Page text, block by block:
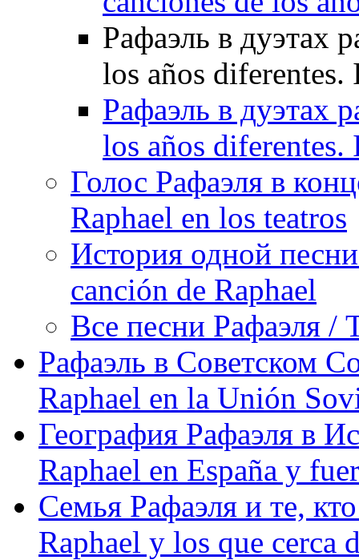
Рафаэль в дуэтах
los años diferentes.
Рафаэль в дуэтах
los años diferentes.
Голос Рафаэля в
Raphael en los teatros
История одной
canción de Raphael
Все песни Рафаэля /
Рафаэль в Советском
Raphael en la Unión
География Рафаэля в
Raphael en España y
Семья Рафаэля и те,
Raphael y los que cerca